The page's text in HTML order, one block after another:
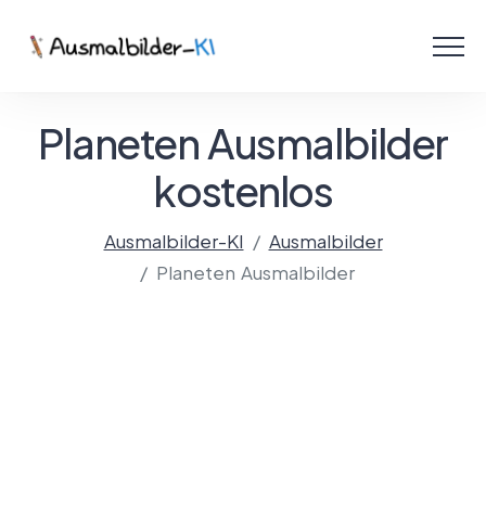
Planeten Ausmalbilder
kostenlos
Ausmalbilder-KI
Ausmalbilder
Planeten Ausmalbilder